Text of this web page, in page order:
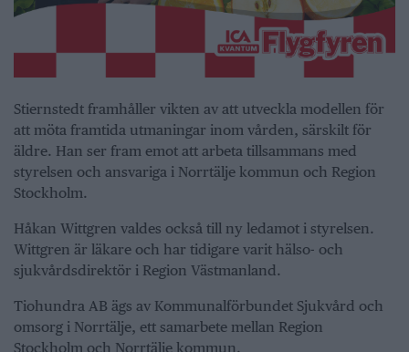
Stiernstedt framhåller vikten av att utveckla modellen för
att möta framtida utmaningar inom vården, särskilt för
äldre. Han ser fram emot att arbeta tillsammans med
styrelsen och ansvariga i Norrtälje kommun och Region
Stockholm.
Håkan Wittgren valdes också till ny ledamot i styrelsen.
Wittgren är läkare och har tidigare varit hälso- och
sjukvårdsdirektör i Region Västmanland.
Tiohundra AB ägs av Kommunalförbundet Sjukvård och
omsorg i Norrtälje, ett samarbete mellan Region
Stockholm och Norrtälje kommun.